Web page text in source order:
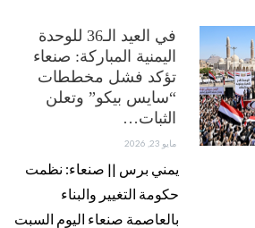
في العيد الـ36 للوحدة
اليمنية المباركة: صنعاء
تؤكد فشل مخططات
“سايس بيكو” وتعلن
الثبات…
مايو 23, 2026
يمني برس || صنعاء: نظمت
حكومة التغيير والبناء
بالعاصمة صنعاء اليوم السبت